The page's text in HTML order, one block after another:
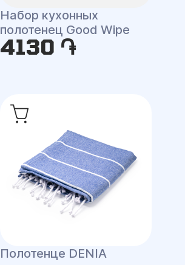
Набор кухонных
полотенец Good Wipe
4130 ֏
Полотенце DENIA